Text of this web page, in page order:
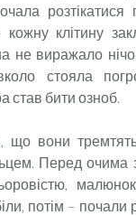
розтікатися
клітину
не виражало
стояла
став бити озноб.
що вони
Перед очима
потім – почали